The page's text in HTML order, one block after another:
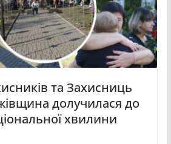
та Захисниць
долучилася до
хвилини